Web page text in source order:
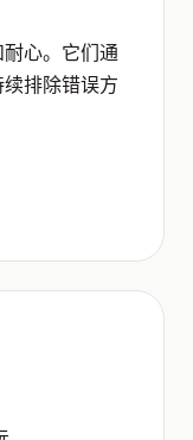
心。它们通
排除错误方